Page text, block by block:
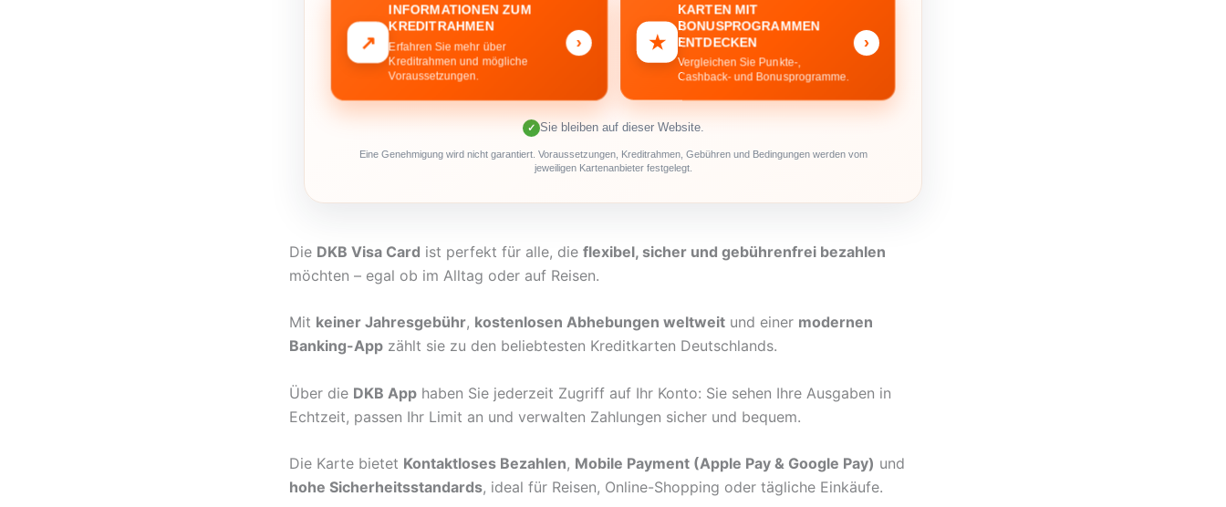
↗
INFORMATIONEN ZUM
KREDITRAHMEN
Erfahren Sie mehr über
Kreditrahmen und mögliche
Voraussetzungen.
› ★
KARTEN MIT
BONUSPROGRAMMEN
ENTDECKEN
Vergleichen Sie Punkte-,
Cashback- und Bonusprogramme.
›
✓ Sie bleiben auf dieser Website.
Eine Genehmigung wird nicht garantiert. Voraussetzungen, Kreditrahmen, Gebühren und Bedingungen werden vom
jeweiligen Kartenanbieter festgelegt.
Die DKB Visa Card ist perfekt für alle, die flexibel, sicher und gebührenfrei bezahlen
möchten – egal ob im Alltag oder auf Reisen.
Mit keiner Jahresgebühr, kostenlosen Abhebungen weltweit und einer modernen
Banking-App zählt sie zu den beliebtesten Kreditkarten Deutschlands.
Über die DKB App haben Sie jederzeit Zugriff auf Ihr Konto: Sie sehen Ihre Ausgaben in
Echtzeit, passen Ihr Limit an und verwalten Zahlungen sicher und bequem.
Die Karte bietet Kontaktloses Bezahlen, Mobile Payment (Apple Pay & Google Pay) und
hohe Sicherheitsstandards, ideal für Reisen, Online-Shopping oder tägliche Einkäufe.